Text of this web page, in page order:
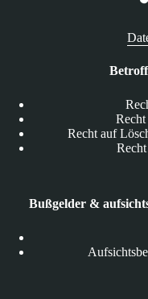
Recht auf
Bußgelder &